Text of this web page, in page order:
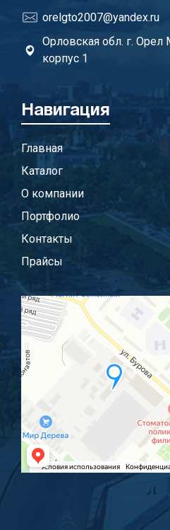
orelgto2007@yandex.ru
Орловская обл. г.
корпус 1
Навигация
Главная
Каталог
О компании
Портфолио
Контакты
Прайсы